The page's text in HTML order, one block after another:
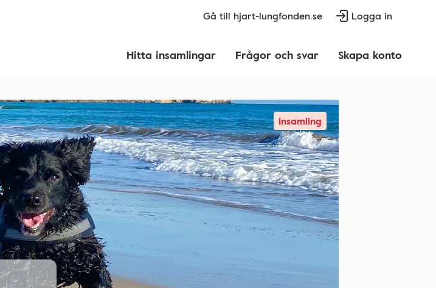
Gå till hjart-lungfonden.se Logga in
Hitta insamlingar Frågor och svar Skapa konto
Insamling